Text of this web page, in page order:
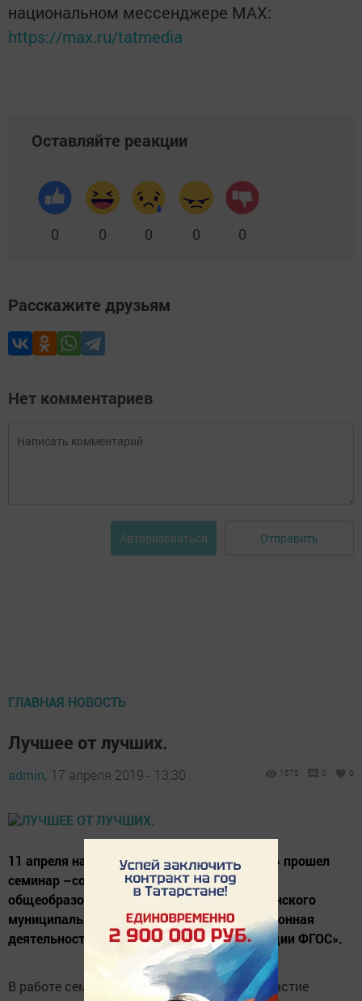
национальном мессенджере MАХ:
https://max.ru/tatmedia
Оставляйте реакции
0 0 0 0 0
Расскажите друзьям
Нет комментариев
Авторизоваться Отправить
ГЛАВНАЯ НОВОСТЬ
Лучшее от лучших.
admin, 17 апреля 2019 - 13:30 1575 0 0
11 апреля на базе МБОУ «Ютазинская СОШ» прошел
семинар –совещание руководителей
общеобразовательных организаций Ютазинского
муниципального района на тему «Инновационная
деятельность педагога в условиях реализации ФГОС».
В работе семинара - совещания приняли участие